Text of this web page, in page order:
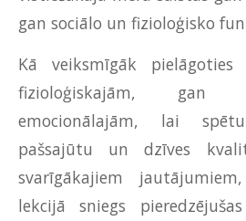
gan sociālo un fizioloģisko
Kā veiksmīgāk
fizioloģiskajām, gan
emocionālajām, lai
pašsajūtu un dzīves
svarīgākajiem
lekcijā sniegs